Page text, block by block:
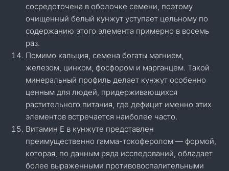
сосредоточена в оболочке семени, поэтому
очищенный белый кунжут уступает цельному по
содержанию этого элемента примерно в восемь
раз.
Помимо кальция, семена богаты магнием,
железом, цинком, фосфором и марганцем. Такой
минеральный профиль делает кунжут особенно
ценным для людей, придерживающихся
растительного питания, где дефицит именно этих
элементов встречается наиболее часто.
Витамин Е в кунжуте представлен
преимущественно гамма-токоферолом — формой,
которая, по данным ряда исследований, обладает
более выраженными противовоспалительными